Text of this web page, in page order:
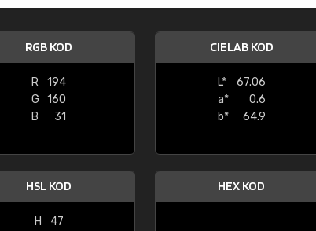
RGB KOD
R
194
G
160
B
31
CIELAB KOD
L*
67.06
a*
0.6
b*
64.9
HSL KOD
H
47
HEX KOD
Leinster Home and
"Great product and speedy delivery"